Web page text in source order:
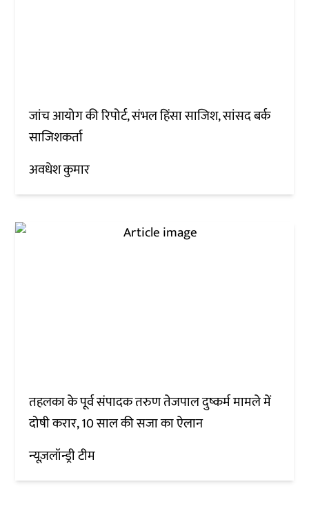
जांच आयोग की रिपोर्ट, संभल हिंसा साजिश, सांसद बर्क
साजिशकर्ता
अवधेश कुमार
तहलका के पूर्व संपादक तरुण तेजपाल दुष्कर्म मामले में
दोषी करार, 10 साल की सजा का ऐलान
न्यूज़लॉन्ड्री टीम